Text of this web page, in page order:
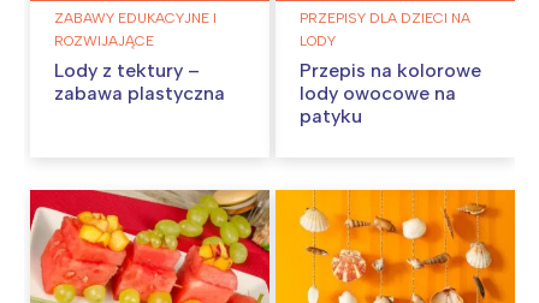
ZABAWY EDUKACYJNE I
ROZWIJAJĄCE
Lody z tektury –
zabawa plastyczna
PRZEPISY DLA DZIECI NA
LODY
Przepis na kolorowe
lody owocowe na
patyku